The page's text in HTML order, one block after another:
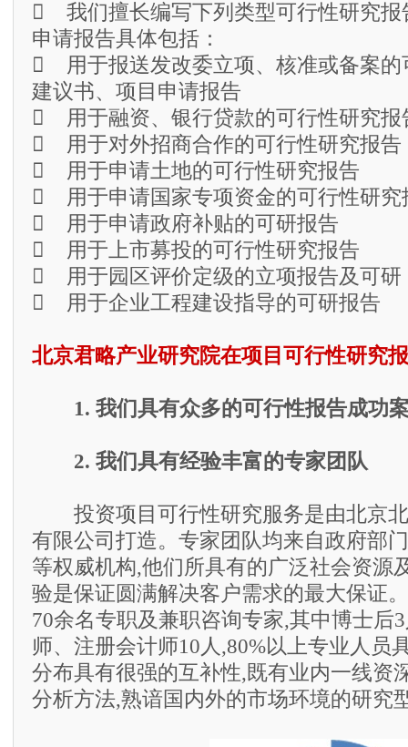
 我们擅长编写下列类型可行性研究报
申请报告具体包括：
 用于报送发改委立项、核准或备案的
建议书、项目申请报告
 用于融资、银行贷款的可行性研究报
 用于对外招商合作的可行性研究报告
 用于申请土地的可行性研究报告
 用于申请国家专项资金的可行性研究
 用于申请政府补贴的可研报告
 用于上市募投的可行性研究报告
 用于园区评价定级的立项报告及可研
 用于企业工程建设指导的可研报告
北京君略产业研究院在项目可行性研究
1. 我们具有众多的可行性报告成功
2. 我们具有经验丰富的专家团队
投资项目可行性研究服务是由北京北
有限公司打造。专家团队均来自政府部
等权威机构,他们所具有的广泛社会资源
验是保证圆满解决客户需求的最大保证
70余名专职及兼职咨询专家,其中博士后
师、注册会计师10人,80%以上专业人员
分布具有很强的互补性,既有业内一线资
分析方法,熟谙国内外的市场环境的研究